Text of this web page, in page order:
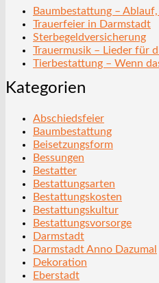
Baumbestattung –
Trauerfeier in Darmstadt
Sterbegeldversicherung
Trauermusik – Lieder für
Tierbestattung – Wenn
Kategorien
Abschiedsfeier
Baumbestattung
Beisetzungsform
Bessungen
Bestatter
Bestattungsarten
Bestattungskosten
Bestattungskultur
Bestattungsvorsorge
Darmstadt
Darmstadt Anno Dazumal
Dekoration
Eberstadt